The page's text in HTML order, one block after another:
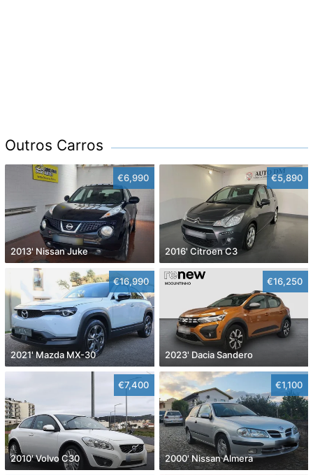
Outros Carros
€6,990
2013' Nissan Juke
€5,890
2016' Citroen C3
€16,990
2021' Mazda MX-30
€16,250
2023' Dacia Sandero
€7,400
2010' Volvo C30
€1,100
2000' Nissan Almera